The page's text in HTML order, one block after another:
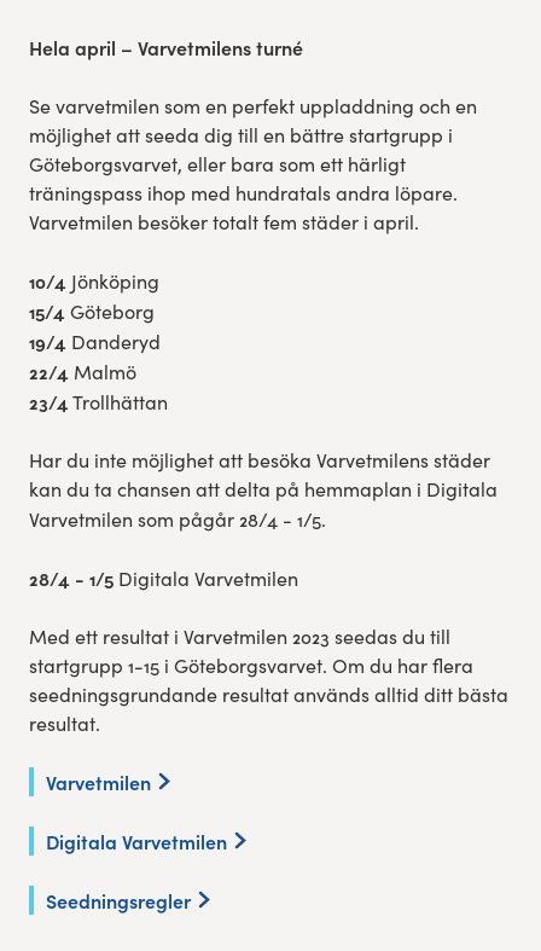
Hela april – Varvetmilens turné
Se varvetmilen som en perfekt uppladdning och en
möjlighet att seeda dig till en bättre startgrupp i
Göteborgsvarvet, eller bara som ett härligt
träningspass ihop med hundratals andra löpare.
Varvetmilen besöker totalt fem städer i april.
10/4Jönköping
15/4Göteborg
19/4 Danderyd
22/4Malmö
23/4Trollhättan
Har du inte möjlighet att besöka Varvetmilens städer
kan du ta chansen att delta på hemmaplan i Digitala
Varvetmilen som pågår 28/4 - 1/5.
28/4 - 1/5Digitala Varvetmilen
Med ett resultat i Varvetmilen 2023 seedas du till
startgrupp 1-15 i Göteborgsvarvet. Om du har flera
seedningsgrundande resultat används alltid ditt bästa
resultat.
Varvetmilen
Digitala Varvetmilen
Seedningsregler